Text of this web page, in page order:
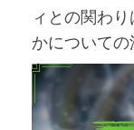
ィとの関わ
かについての